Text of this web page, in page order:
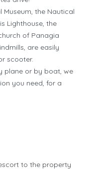
the Nautical
Lighthouse, the
of Panagia
are easily
scooter.
plane or by boat, we
you need, for a
to the property